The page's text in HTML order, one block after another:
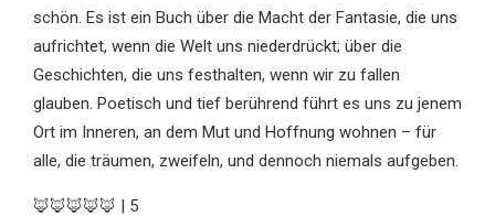
schön. Es ist ein Buch über die Macht der Fantasie, die uns
aufrichtet, wenn die Welt uns niederdrückt; über die
Geschichten, die uns festhalten, wenn wir zu fallen
glauben. Poetisch und tief berührend führt es uns zu jenem
Ort im Inneren, an dem Mut und Hoffnung wohnen – für
alle, die träumen, zweifeln, und dennoch niemals aufgeben.
🦊🦊🦊🦊🦊 | 5